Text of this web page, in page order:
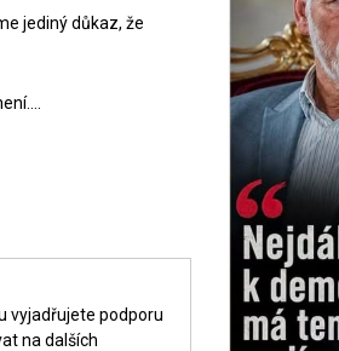
jediný důkaz, že
vyjadřujete podporu
na dalších